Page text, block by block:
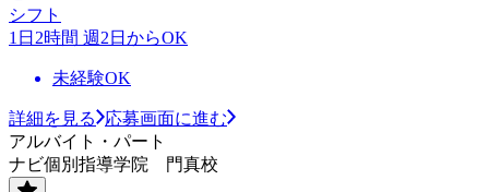
シフト
1日2時間 週2日からOK
未経験OK
詳細を見る
応募画面に進む
アルバイト・パート
ナビ個別指導学院 門真校